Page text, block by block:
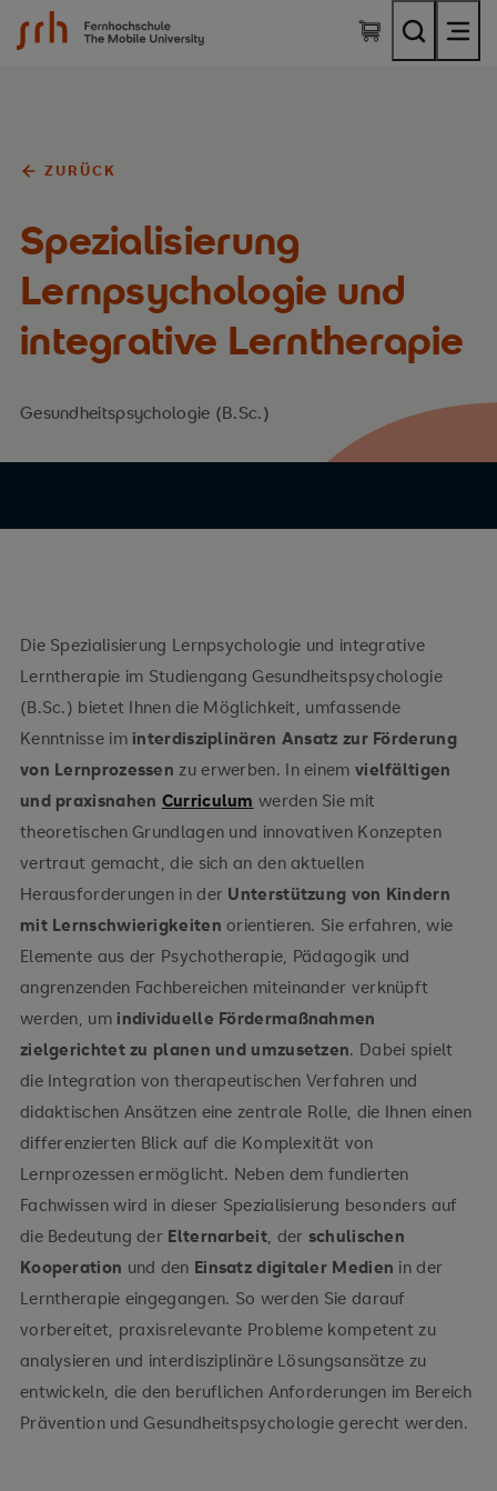
SRH Fernhochschule - The Mobile University
ZURÜCK
Spezialisierung
Lernpsychologie und
integrative Lerntherapie
Gesundheitspsychologie (B.Sc.)
Die Spezialisierung Lernpsychologie und integrative
Lerntherapie im Studiengang Gesundheitspsychologie
(B.Sc.) bietet Ihnen die Möglichkeit, umfassende
Kenntnisse im interdisziplinären Ansatz zur Förderung
von Lernprozessen zu erwerben. In einem vielfältigen
und praxisnahen Curriculum werden Sie mit
theoretischen Grundlagen und innovativen Konzepten
vertraut gemacht, die sich an den aktuellen
Herausforderungen in der Unterstützung von Kindern
mit Lernschwierigkeiten orientieren. Sie erfahren, wie
Elemente aus der Psychotherapie, Pädagogik und
angrenzenden Fachbereichen miteinander verknüpft
werden, um individuelle Fördermaßnahmen
zielgerichtet zu planen und umzusetzen. Dabei spielt
die Integration von therapeutischen Verfahren und
didaktischen Ansätzen eine zentrale Rolle, die Ihnen einen
differenzierten Blick auf die Komplexität von
Lernprozessen ermöglicht. Neben dem fundierten
Fachwissen wird in dieser Spezialisierung besonders auf
die Bedeutung der Elternarbeit, der schulischen
Kooperation und den Einsatz digitaler Medien in der
Lerntherapie eingegangen. So werden Sie darauf
vorbereitet, praxisrelevante Probleme kompetent zu
analysieren und interdisziplinäre Lösungsansätze zu
entwickeln, die den beruflichen Anforderungen im Bereich
Prävention und Gesundheitspsychologie gerecht werden.